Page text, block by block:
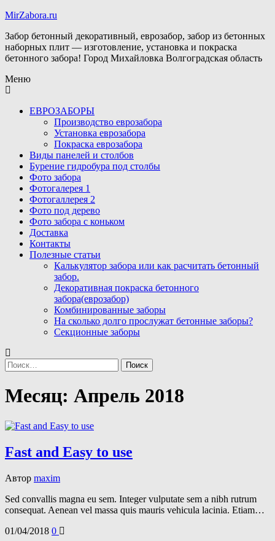
MirZabora.ru
Забор бетонный декоративный, еврозабор, забор из бетонных
наборных плит — изготовление, установка и покраска
бетонного забора! Город Михайловка Волгоградская область
Меню
ЕВРОЗАБОРЫ
Производство еврозабора
Установка еврозабора
Покраска еврозабора
Виды панелей и столбов
Бурение гидробура под столбы
Фото забора
Фотогалерея 1
Фотогаллерея 2
Фото под дерево
Фото забора с коньком
Доставка
Контакты
Полезные статьи
Калькулятор забора или как расчитать бетонный
забор.
Декоративная покраска бетонного
забора(еврозабор)
Комбинированные заборы
На сколько долго прослужат бетонные заборы?
Секционные заборы
Найти:
Месяц: Апрель 2018
Fast and Easy to use
Автор maxim
Sed convallis magna eu sem. Integer vulputate sem a nibh rutrum
consequat. Aenean vel massa quis mauris vehicula lacinia. Etiam…
01/04/2018 0